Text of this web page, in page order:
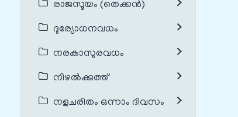
രാജസൂയം (തെക്കൻ)
ദുര്യോധനവധം
നരകാസുരവധം
നിഴൽക്കുത്ത്
നളചരിതം ഒന്നാം ദിവസം